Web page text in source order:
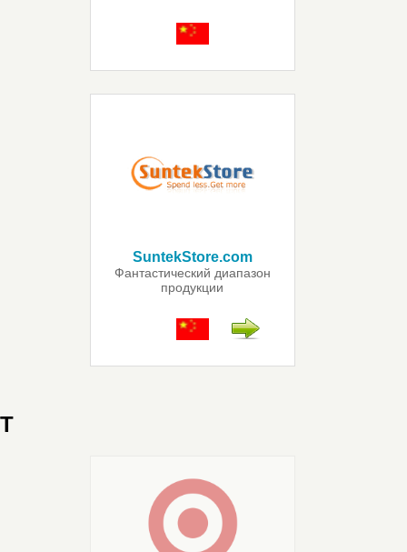
электроника, гаджеты
SuntekStore.com
Фантастический диапазон
продукции
T